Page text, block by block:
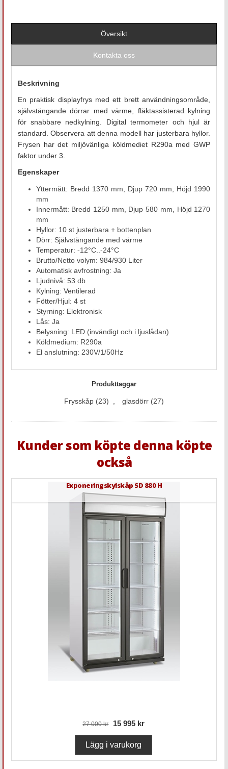
Översikt
Kontakta oss
Beskrivning
En praktisk displayfrys med ett brett användningsområde,
självstängande dörrar med värme, fläktassisterad kylning
för snabbare nedkylning. Digital termometer och hjul är
standard. Observera att denna modell har justerbara hyllor.
Frysen har det miljövänliga köldmediet R290a med GWP
faktor under 3.
Egenskaper
Yttermått: Bredd 1370 mm, Djup 720 mm, Höjd 1990
mm
Innermått: Bredd 1250 mm, Djup 580 mm, Höjd 1270
mm
Hyllor: 10 st justerbara + bottenplan
Dörr: Självstängande med värme
Temperatur: -12°C..-24°C
Brutto/Netto volym: 984/930 Liter
Automatisk avfrostning: Ja
Ljudnivå: 53 db
Kylning: Ventilerad
Fötter/Hjul: 4 st
Styrning: Elektronisk
Lås: Ja
Belysning: LED (invändigt och i ljuslådan)
Köldmedium: R290a
El anslutning: 230V/1/50Hz
Produkttaggar
Frysskåp (23) glasdörr (27)
Kunder som köpte denna köpte
också
Exponeringskylskåp SD 880 H
27 000 kr 15 995 kr